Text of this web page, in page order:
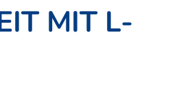
MIT L-